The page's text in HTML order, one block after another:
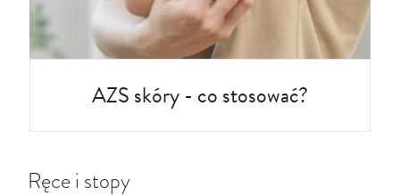
AZS skóry - co stosować?
Ręce i stopy